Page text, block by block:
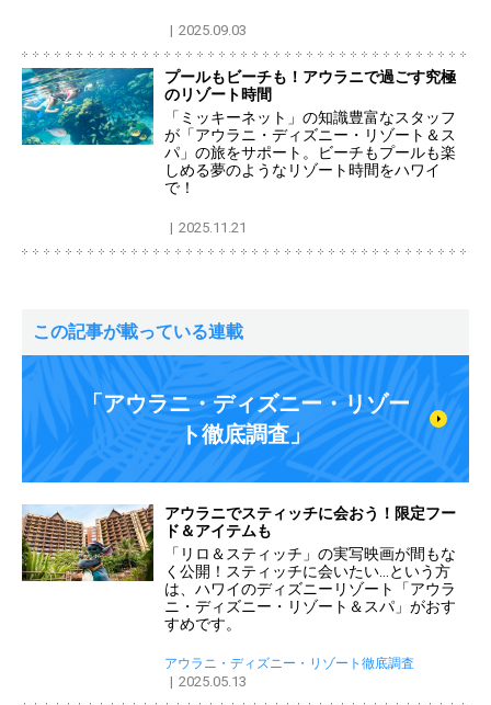
2025.09.03
プールもビーチも！アウラニで過ごす究極
のリゾート時間
「ミッキーネット」の知識豊富なスタッフ
が「アウラニ・ディズニー・リゾート＆ス
パ」の旅をサポート。ビーチもプールも楽
しめる夢のようなリゾート時間をハワイ
で！
2025.11.21
この記事が載っている連載
「アウラニ・ディズニー・リゾー
ト徹底調査」
アウラニでスティッチに会おう！限定フー
ド＆アイテムも
「リロ＆スティッチ」の実写映画が間もな
く公開！スティッチに会いたい…という方
は、ハワイのディズニーリゾート「アウラ
ニ・ディズニー・リゾート＆スパ」がおす
すめです。
アウラニ・ディズニー・リゾート徹底調査
2025.05.13